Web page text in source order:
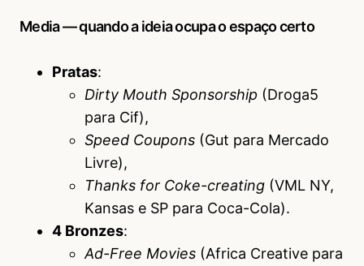
Media — quando a ideia ocupa o espaço certo
Pratas:
Dirty Mouth Sponsorship (Droga5
para Cif),
Speed Coupons (Gut para Mercado
Livre),
Thanks for Coke-creating (VML NY,
Kansas e SP para Coca-Cola).
4 Bronzes:
Ad-Free Movies (Africa Creative para